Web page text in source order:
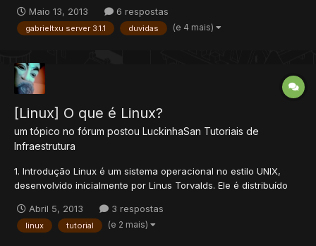
Todos! Bugs reportem No meu Topico Eu também queria Saber
como tiro aquilo de só poder pescar se estiver usa...
Maio 13, 2013 6 respostas
gabrieltxu server 3.1.1 duvidas (e 4 mais)
[Linux] O que é Linux?
um tópico no fórum postou LuckinhaSan Tutoriais de
Infraestrutura
1. Introdução Linux é um sistema operacional no estilo UNIX,
desenvolvido inicialmente por Linus Torvalds. Ele é distribuído
o torna um software livre, cujo código fonte deve ser sempre
disponibilizado. O Linux em si é o núcleo do...
Abril 5, 2013 3 respostas
linux tutorial (e 2 mais)